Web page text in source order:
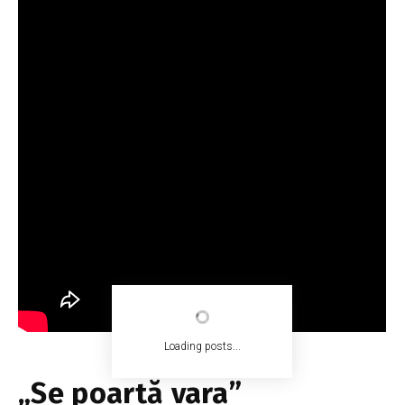
Loading posts...
„Se poartă vara”